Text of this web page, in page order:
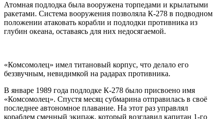
Атомная подлодка была вооружена торпедами и крылатыми
ракетами. Система вооружения позволяла К-278 в подводном
положении атаковать корабли и подлодки противника из
глубин океана, оставаясь для них недосягаемой.
«Комсомолец» имел титановый корпус, что делало его
беззвучным, невидимкой на радарах противника.
В январе 1989 года подлодке К-278 было присвоено имя
«Комсомолец». Спустя месяц субмарина отправилась в своё
последнее автономное плавание. На этот раз управлял
кораблем сменный экипаж, который возглавил капитан 1-го